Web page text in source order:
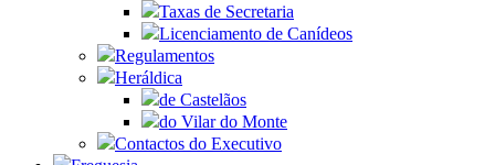
Taxas de Secretaria
Licenciamento de Canídeos
Regulamentos
Heráldica
de Castelãos
do Vilar do Monte
Contactos do Executivo